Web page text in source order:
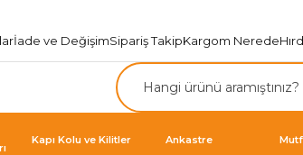
İade ve DeğişimSipariş TakipKargom Nerede
Kapı Kolu ve Kilitler Ankastre